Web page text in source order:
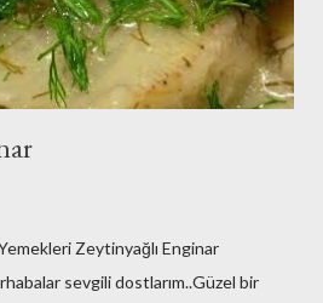
Zeytinyağlı Enginar
sevgili dostlarım..Güzel bir